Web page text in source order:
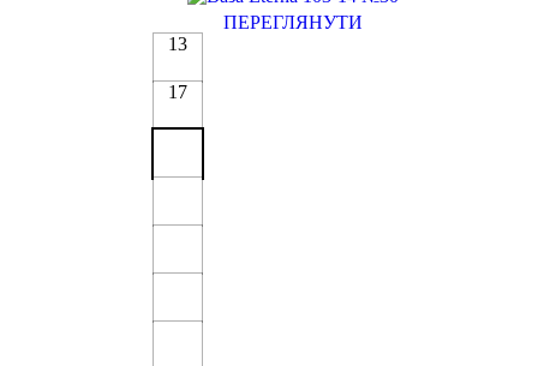
ПЕРЕГЛЯНУТИ
13
17